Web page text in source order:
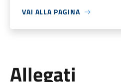
VAI ALLA PAGINA
Allegati